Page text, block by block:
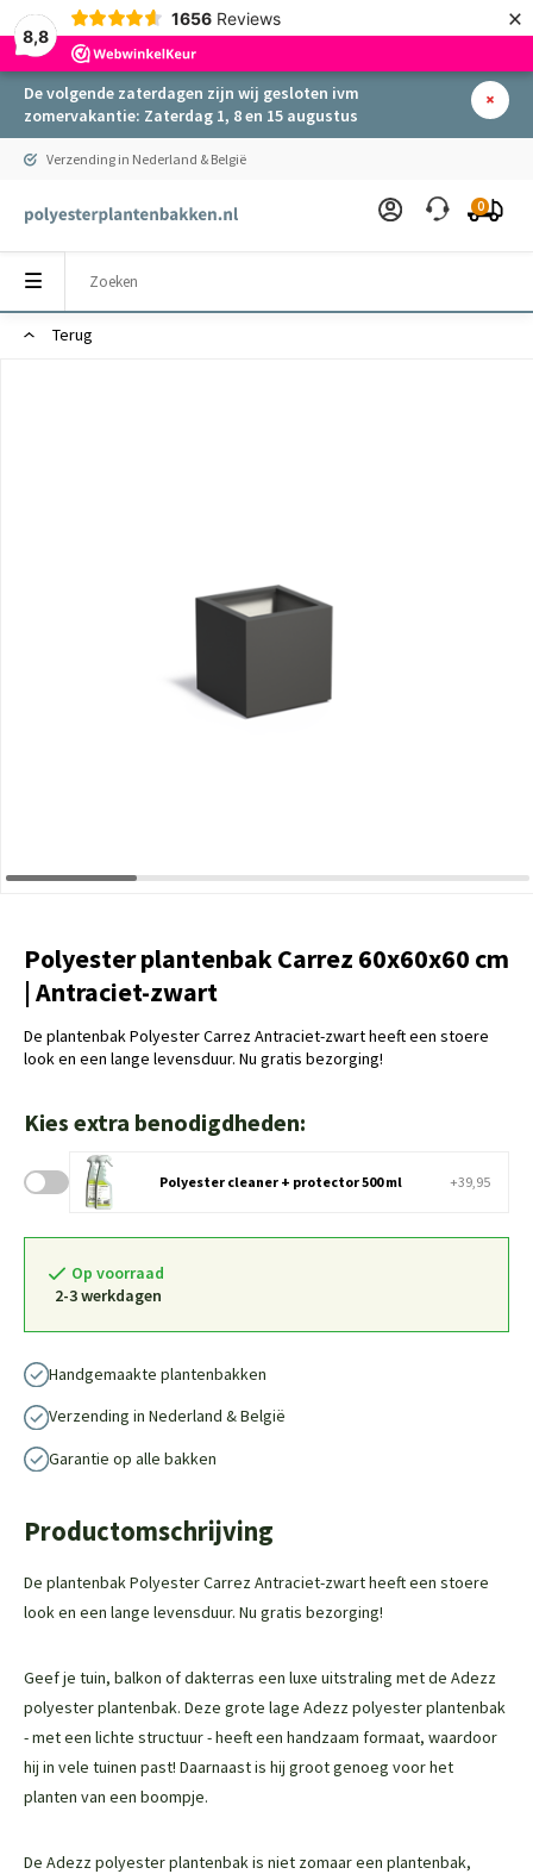
8,8
1656 Reviews ×
De volgende zaterdagen zijn wij gesloten ivm
zomervakantie: Zaterdag 1, 8 en 15 augustus
Verzending in Nederland & België
0
Terug
Polyester plantenbak Carrez 60x60x60 cm
| Antraciet-zwart
De plantenbak Polyester Carrez Antraciet-zwart heeft een stoere
look en een lange levensduur. Nu gratis bezorging!
Kies extra benodigdheden:
Polyester cleaner + protector 500 ml +39,95
Op voorraad
2-3 werkdagen
Handgemaakte plantenbakken
Verzending in Nederland & België
Garantie op alle bakken
Productomschrijving
De plantenbak Polyester Carrez Antraciet-zwart heeft een stoere
look en een lange levensduur. Nu gratis bezorging!
Geef je tuin, balkon of dakterras een luxe uitstraling met de Adezz
polyester plantenbak. Deze grote lage Adezz polyester plantenbak
- met een lichte structuur - heeft een handzaam formaat, waardoor
hij in vele tuinen past! Daarnaast is hij groot genoeg voor het
planten van een boompje.
De Adezz polyester plantenbak is niet zomaar een plantenbak,